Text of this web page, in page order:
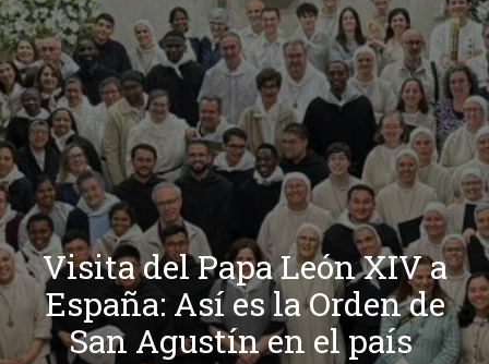
Visita del Papa León XIV a
España: Así es la Orden de
San Agustín en el país